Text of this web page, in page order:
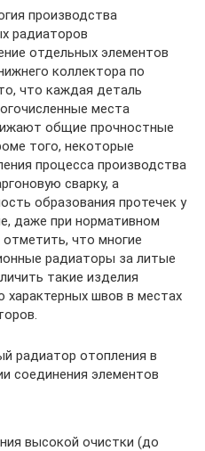
производства
радиаторов
отдельных элементов
коллектора по
что каждая деталь
места
общие прочностные
того, некоторые
процесса производства
сварку, а
образования протечек у
даже при нормативном
что многие
радиаторы за литые
такие изделия
характерных швов в местах
радиатор отопления в
соединения элементов
высокой очистки (до